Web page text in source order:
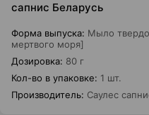
сапнис Беларусь
Форма выпуска: Мыло
мертвого моря]
Дозировка: 80 г
Кол-во в упаковке: 1 шт.
Производитель: Саулес